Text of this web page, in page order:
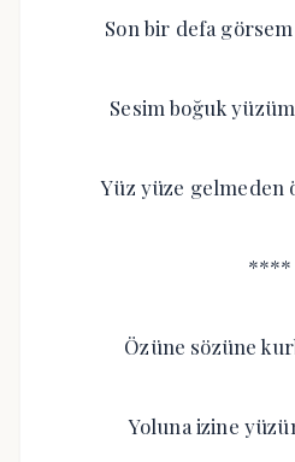
Son bir defa
Sesim boğuk
Yüz yüze gelmeden
****
Özüne sözüne
Yoluna izine